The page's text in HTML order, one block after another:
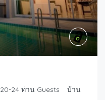
20-24 ท่าน Guests
บ้าน